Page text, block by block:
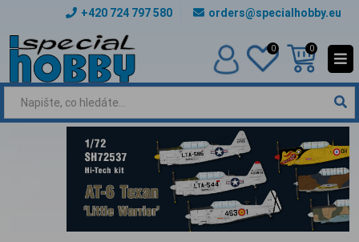
orders@specialhobby.eu
+420 724 797 580
0 0